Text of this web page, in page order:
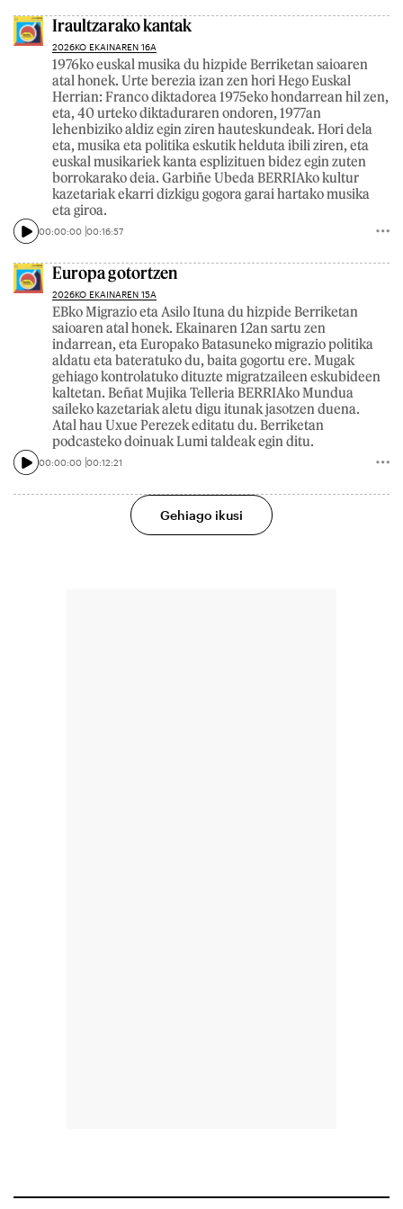
Iraultzarako kantak
2026KO EKAINAREN 16A
1976ko euskal musika du hizpide Berriketan saioaren
atal honek. Urte berezia izan zen hori Hego Euskal
Herrian: Franco diktadorea 1975eko hondarrean hil zen,
eta, 40 urteko diktaduraren ondoren, 1977an
lehenbiziko aldiz egin ziren hauteskundeak. Hori dela
eta, musika eta politika eskutik helduta ibili ziren, eta
euskal musikariek kanta esplizituen bidez egin zuten
borrokarako deia. Garbiñe Ubeda BERRIAko kultur
kazetariak ekarri dizkigu gogora garai hartako musika
eta giroa.
00:00:00 00:16:57
Europa gotortzen
2026KO EKAINAREN 15A
EBko Migrazio eta Asilo Ituna du hizpide Berriketan
saioaren atal honek. Ekainaren 12an sartu zen
indarrean, eta Europako Batasuneko migrazio politika
aldatu eta bateratuko du, baita gogortu ere. Mugak
gehiago kontrolatuko dituzte migratzaileen eskubideen
kaltetan. Beñat Mujika Telleria BERRIAko Mundua
saileko kazetariak aletu digu itunak jasotzen duena.
Atal hau Uxue Perezek editatu du. Berriketan
podcasteko doinuak Lumi taldeak egin ditu.
00:00:00 00:12:21
Gehiago ikusi